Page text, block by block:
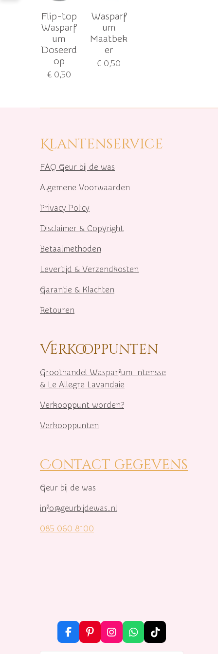
Flip-top
Wasparf
um
Doseerd
op
€ 0,50
Wasparf
um
Maatbek
er
€ 0,50
Klantenservice
FAQ Geur bij de was
Algemene Voorwaarden
Privacy Policy
Disclaimer & Copyright
Betaalmethoden
Levertijd & Verzendkosten
Garantie & Klachten
Retouren
Verkooppunten
Groothandel Wasparfum Intensse
& Le Allegre Lavandaie
Verkooppunt worden?
Verkooppunten
Contact gegevens
Geur bij de was
info@geurbijdewas.nl
085 060 8100
F
a
P
i
I
n
W
h
T
i